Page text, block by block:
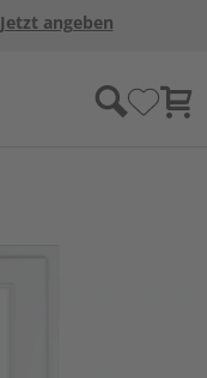
Jetzt angeben